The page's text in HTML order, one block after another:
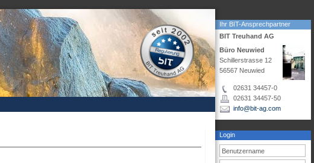
Ihr BIT-Ansprechpartner
BIT Treuhand AG
Büro Neuwied
Schillerstrasse 12
56567 Neuwied
02631 34457-0
02631 34457-50
info@bit-ag.com
Login